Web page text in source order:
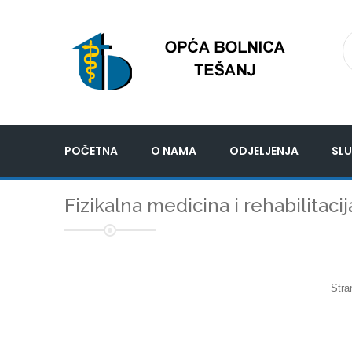
POČETNA O NAMA ODJELJENJA
Fizikalna medicina i